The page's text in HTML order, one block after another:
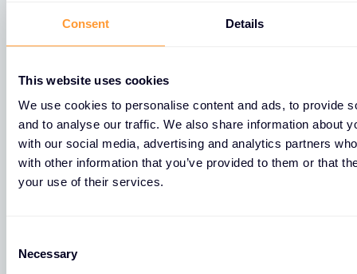
Consent Details
This website uses cookies
We use cookies to personalise content and ads, to provide
and to analyse our traffic. We also share information about
with our social media, advertising and analytics partners
with other information that you’ve provided to them or that
your use of their services.
Necessary
Consultez tous nos sites dans Africa.
Casablanca
Tour CFC First, lot 57, 12e étage, Casa-Anfa Hay
Hassani
Casablanca
+212 5 29 20 20 85